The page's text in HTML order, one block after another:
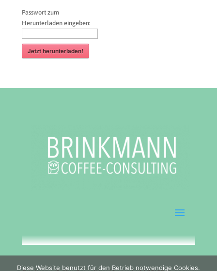
Passwort zum
Herunterladen eingeben:
Jetzt herunterladen!
Diese Website benutzt für den Betrieb notwendige Cookies.